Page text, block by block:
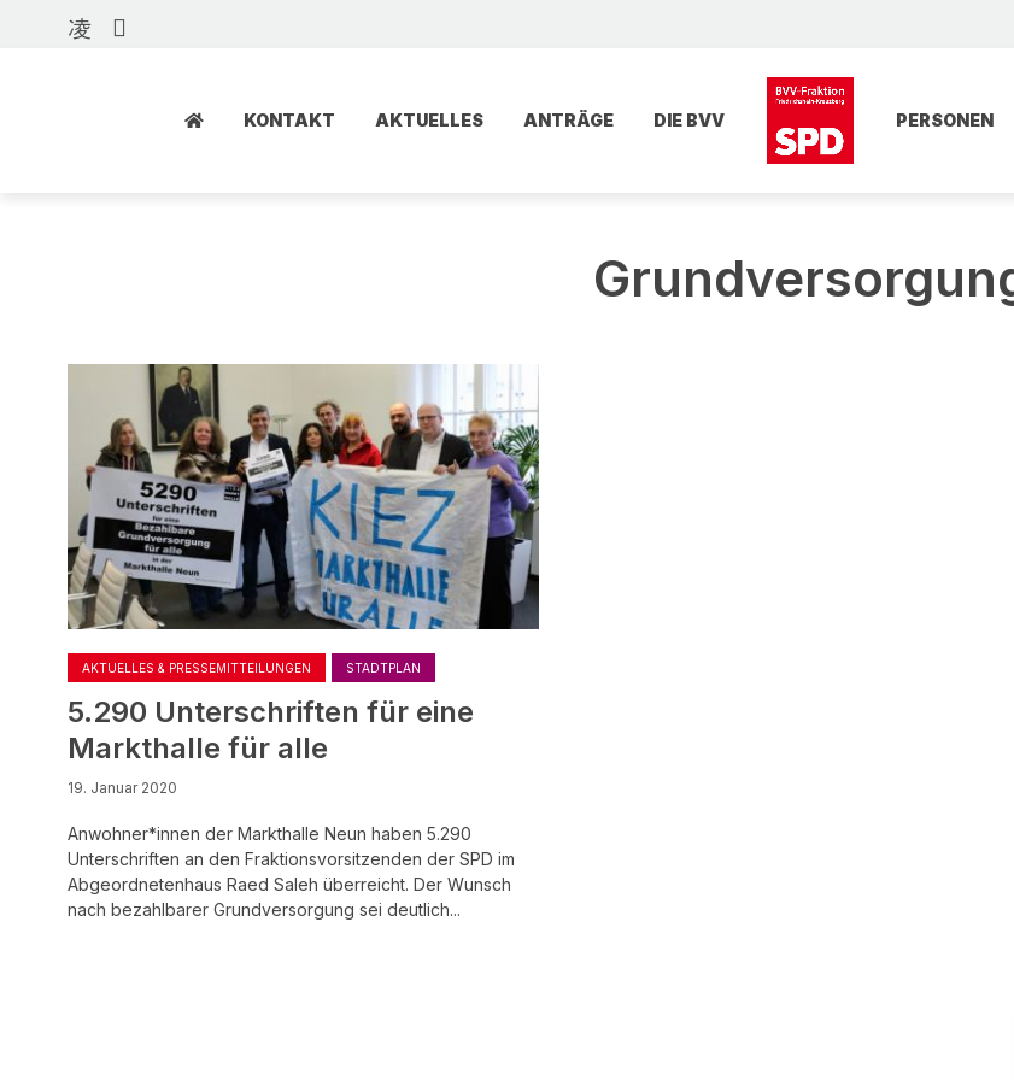
KONTAKT AKTUELLES ANTRÄGE DIE BVV PERSONEN
AKTUELLES & PRESSEMITTEILUNGEN STADTPLAN
5.290 Unterschriften für eine
Markthalle für alle
19. Januar 2020
Anwohner*innen der Markthalle Neun haben 5.290
Unterschriften an den Fraktionsvorsitzenden der SPD im
Abgeordnetenhaus Raed Saleh überreicht. Der Wunsch
nach bezahlbarer Grundversorgung sei deutlich...